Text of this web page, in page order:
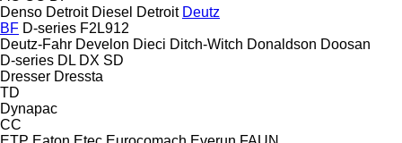
Denso Detroit Diesel Detroit Deutz
BF D-series F2L912
Deutz-Fahr Develon Dieci Ditch-Witch Donaldson Doosan
D-series DL DX SD
Dresser Dressta
TD
Dynapac
CC